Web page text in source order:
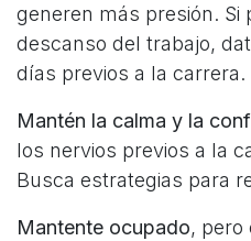
generen más presión. Si
descanso del trabajo,
días previos a la carrera.
Mantén la calma y la
los nervios previos a la
Busca estrategias para
Mantente ocupado, pero